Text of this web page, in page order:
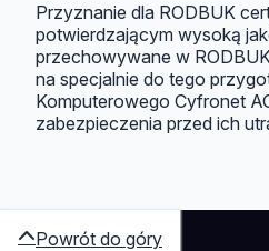
Przyznanie dla RODBUK
potwierdzającym wysoką
przechowywane w
na specjalnie do tego
Komputerowego Cyfronet
zabezpieczenia przed ich
Powrót do góry